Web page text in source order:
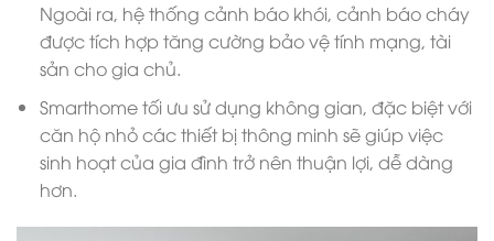
Ngoài ra, hệ thống cảnh báo khói, cảnh báo cháy
được tích hợp tăng cường bảo vệ tính mạng, tài
sản cho gia chủ.
Smarthome tối ưu sử dụng không gian, đặc biệt với
căn hộ nhỏ các thiết bị thông minh sẽ giúp việc
sinh hoạt của gia đình trở nên thuận lợi, dễ dàng
hơn.